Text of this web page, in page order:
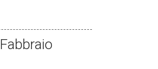
Fabbraio